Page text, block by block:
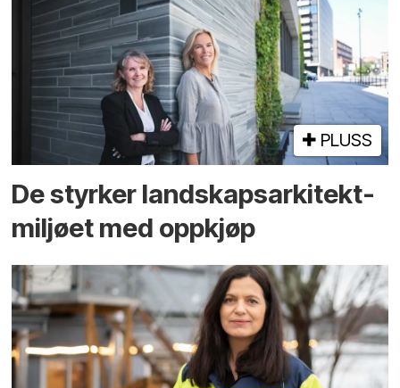
PLUSS
De styrker landskaps­arkitekt­
miljøet med oppkjøp